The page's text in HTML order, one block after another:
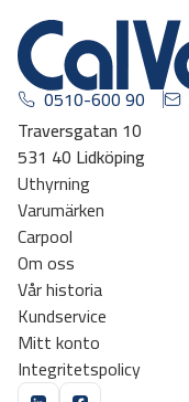
0510-600 90
Traversgatan 10
531 40 Lidköping
Uthyrning
Varumärken
Carpool
Om oss
Vår historia
Kundservice
Mitt konto
Integritetspolicy